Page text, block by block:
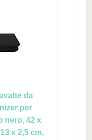
da
per
nero, 42 x
x 2,5 cm,